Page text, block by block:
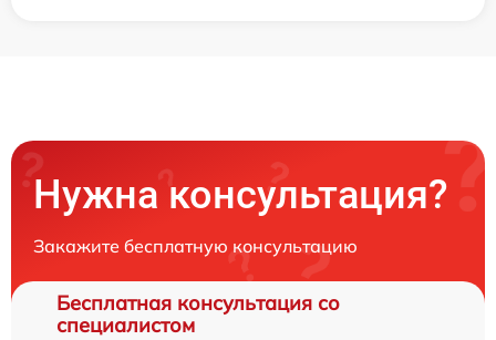
Нужна консультация?
Закажите бесплатную консультацию
Бесплатная консультация со
специалистом